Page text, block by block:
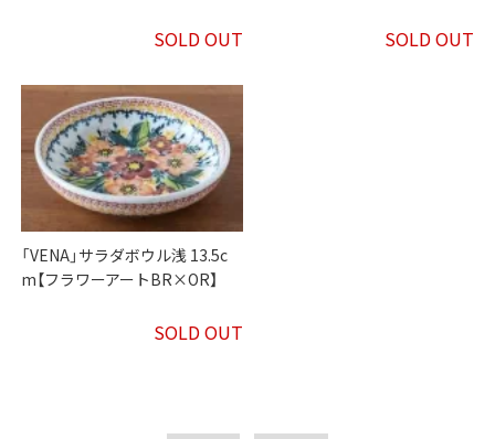
SOLD OUT SOLD OUT
「VENA」サラダボウル浅 13.5c
m【フラワーアートBR×OR】
SOLD OUT